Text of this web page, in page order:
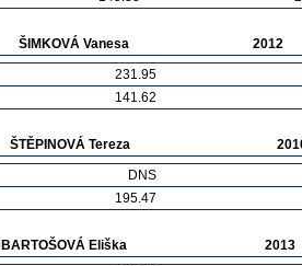
ŠIMKOVÁ Vanesa
2012
231.95
141.62
ŠTĚPINOVÁ Tereza
DNS
195.47
BARTOŠOVÁ Eliška
2013